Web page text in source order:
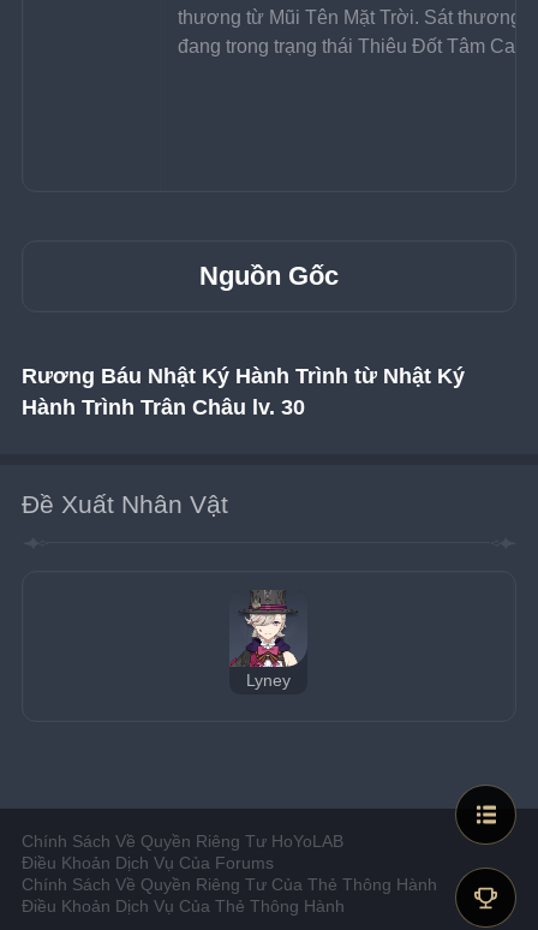
thương từ Mũi Tên Mặt Trời. Sát thương
đang trong trạng thái Thiêu Đốt Tâm Can
Nguồn Gốc
Rương Báu Nhật Ký Hành Trình từ Nhật Ký
Hành Trình Trân Châu lv. 30
Đề Xuất Nhân Vật
Lyney
Chính Sách Về Quyền Riêng Tư HoYoLAB
Điều Khoản Dịch Vụ Của Forums
Chính Sách Về Quyền Riêng Tư Của Thẻ Thông Hành
Điều Khoản Dịch Vụ Của Thẻ Thông Hành